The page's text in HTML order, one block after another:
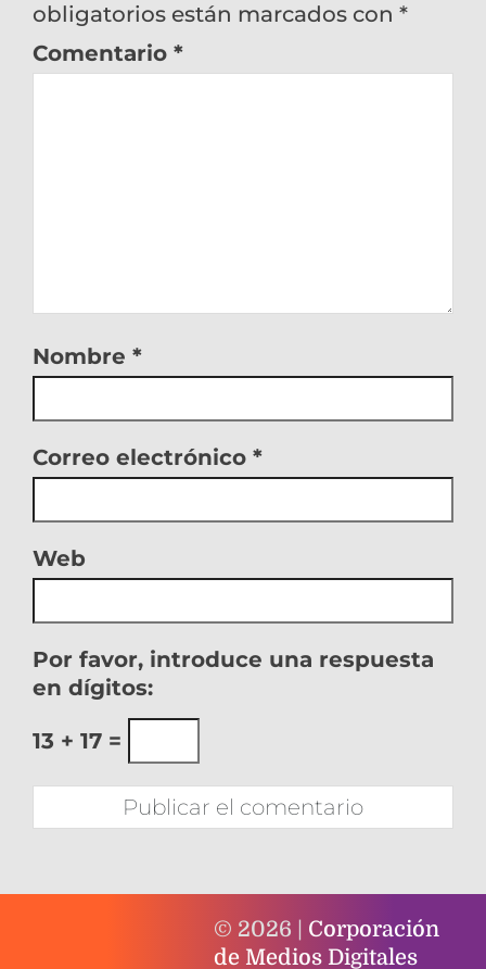
obligatorios están marcados con *
Comentario *
Nombre *
Correo electrónico *
Web
Por favor, introduce una respuesta
en dígitos:
13 + 17 =
© 2026 | Corporación
de Medios Digitales